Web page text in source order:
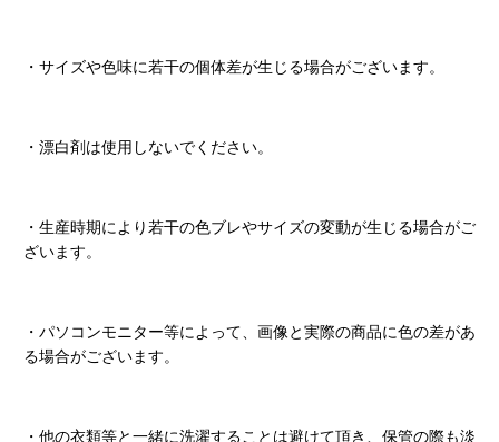
・サイズや色味に若干の個体差が生じる場合がございます。
・漂白剤は使用しないでください。
・生産時期により若干の色ブレやサイズの変動が生じる場合がご
ざいます。
・パソコンモニター等によって、画像と実際の商品に色の差があ
る場合がございます。
・他の衣類等と一緒に洗濯することは避けて頂き、保管の際も淡